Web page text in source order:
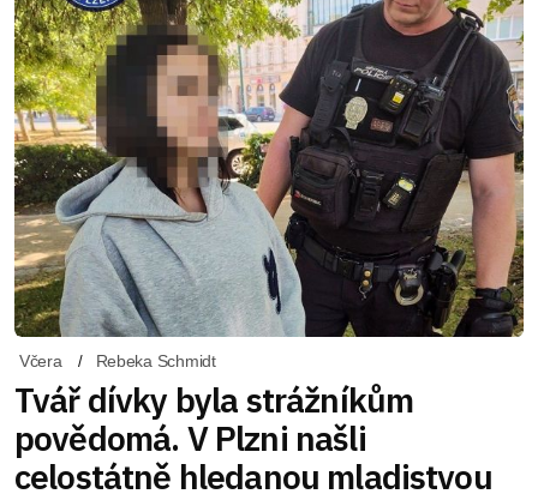
Včera Rebeka Schmidt
Tvář dívky byla strážníkům
povědomá. V Plzni našli
celostátně hledanou mladistvou